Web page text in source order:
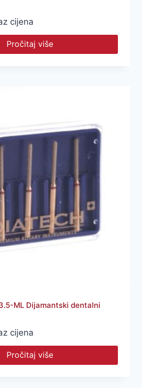
cijena
Pročitaj više
ML Dijamantski dentalni
cijena
Pročitaj više